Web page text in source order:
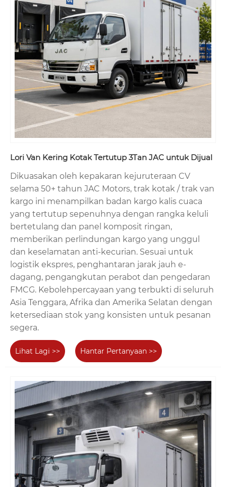
Lori Van Kering Kotak Tertutup 3Tan JAC untuk Dijual
Dikuasakan oleh kepakaran kejuruteraan CV
selama 50+ tahun JAC Motors, trak kotak / trak van
kargo ini menampilkan badan kargo kalis cuaca
yang tertutup sepenuhnya dengan rangka keluli
bertetulang dan panel komposit ringan,
memberikan perlindungan kargo yang unggul
dan keselamatan anti-kecurian. Sesuai untuk
logistik ekspres, penghantaran jarak jauh e-
dagang, pengangkutan perabot dan pengedaran
FMCG. Kebolehpercayaan yang terbukti di seluruh
Asia Tenggara, Afrika dan Amerika Selatan dengan
ketersediaan stok yang konsisten untuk pesanan
segera.
Lihat Lagi >> Hantar Pertanyaan >>